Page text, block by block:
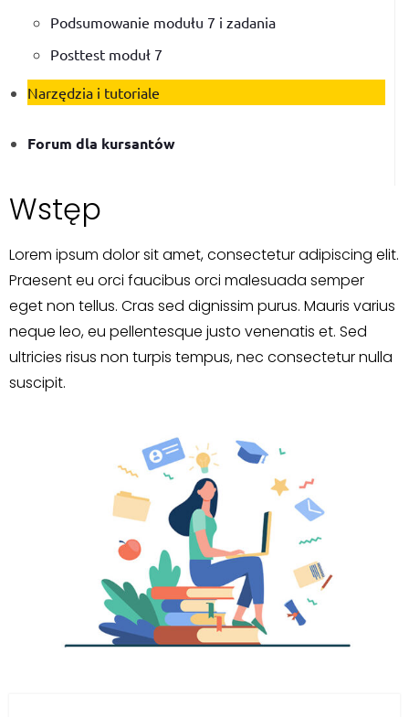
Podsumowanie modułu 7 i zadania
Posttest moduł 7
Narzędzia i tutoriale
Forum dla kursantów
Wstęp
Lorem ipsum dolor sit amet, consectetur adipiscing elit.
Praesent eu orci faucibus orci malesuada semper
eget non tellus. Cras sed dignissim purus. Mauris varius
neque leo, eu pellentesque justo venenatis et. Sed
ultricies risus non turpis tempus, nec consectetur nulla
suscipit.